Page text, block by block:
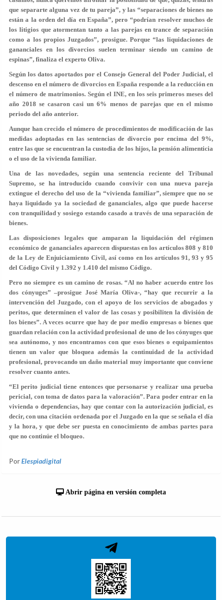
que separarte alguna vez de tu pareja”, y las “separaciones de bienes no
están a la orden del día en España”, pero “podrían resolver muchos de
los litigios que atormentan tanto a las parejas en trance de separación
como a los propios Juzgados”, prosigue. Porque “las liquidaciones de
gananciales en los divorcios suelen terminar siendo un camino de
espinas”, finaliza el experto Oliva.
Según los datos aportados por el Consejo General del Poder Judicial, el
descenso en el número de divorcios en España responde a la reducción en
el número de matrimonios. Según el INE, en los seis primeros meses del
año 2018 se casaron casi un 6% menos de parejas que en el mismo
periodo del año anterior.
Aunque han crecido el número de procedimientos de modificación de las
medidas adoptadas en las sentencias de divorcio por encima del 9%,
entre las que se encuentran la custodia de los hijos, la pensión alimenticia
o el uso de la vivienda familiar.
Una de las novedades, según una sentencia reciente del Tribunal
Supremo, se ha introducido cuando convivir con una nueva pareja
extingue el derecho del uso de la “vivienda familiar”, siempre que no se
haya liquidado ya la sociedad de gananciales, algo que puede hacerse
con tranquilidad y sosiego estando casado a través de una separación de
bienes.
Las disposiciones legales que amparan la liquidación del régimen
económico de gananciales aparecen dispuestas en los artículos 808 y 810
de la Ley de Enjuiciamiento Civil, así como en los artículos 91, 93 y 95
del Código Civil y 1.392 y 1.410 del mismo Código.
Pero no siempre es un camino de rosas. “Al no haber acuerdo entre los
dos cónyuges” –prosigue José María Oliva-, “hay que recurrir a la
intervención del Juzgado, con el apoyo de los servicios de abogados y
peritos, que determinen el valor de las cosas y posibiliten la división de
los bienes”. A veces ocurre que hay de por medio empresas o bienes que
guardan relación con la actividad profesional de uno de los cónyuges que
sea autónomo, y nos encontramos con que esos bienes o equipamientos
tienen un valor que bloquea además la continuidad de la actividad
profesional, provocando un daño material muy importante que conviene
resolver cuanto antes.
“El perito judicial tiene entonces que personarse y realizar una prueba
pericial, con toma de datos para la valoración”. Para poder entrar en la
vivienda o dependencias, hay que contar con la autorización judicial, es
decir, con una citación ordenada por el Juzgado en la que se señala el día
y la hora, y que debe ser puesta en conocimiento de ambas partes para
que no continúe el bloqueo.
PorElespiadigital
Abrir página en versión completa